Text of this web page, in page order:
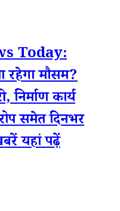
Today:
मौसम?
निर्माण कार्य
समेत दिनभर
यहां पढ़ें